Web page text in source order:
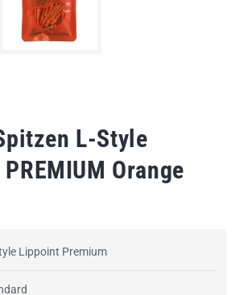
L-Style
Orange
Lippoint Premium